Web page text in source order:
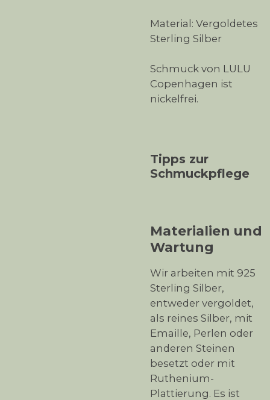
Material: Vergoldetes
Sterling Silber
Schmuck von LULU
Copenhagen ist
nickelfrei.
Tipps zur
Schmuckpflege
Materialien und
Wartung
Wir arbeiten mit 925
Sterling Silber,
entweder vergoldet,
als reines Silber, mit
Emaille, Perlen oder
anderen Steinen
besetzt oder mit
Ruthenium-
Plattierung. Es ist